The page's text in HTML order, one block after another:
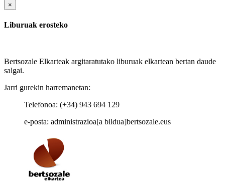
×
Liburuak erosteko
Bertsozale Elkarteak argitaratutako liburuak elkartean bertan daude
salgai.
Jarri gurekin harremanetan:
Telefonoa: (+34) 943 694 129
e-posta: administrazioa[a bildua]bertsozale.eus